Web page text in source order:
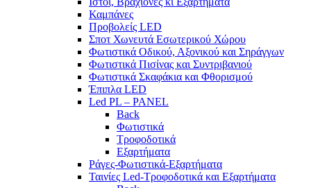
Καμπάνες
Προβολείς LED
Σποτ Χωνευτά Εσωτερικού Χώρου
Φωτιστικά Οδικού, Αξονικού και Σηράγγων
Φωτιστικά Πισίνας και Συντριβανιού
Φωτιστικά Σκαφάκια και Φθορισμού
Έπιπλα LED
Led PL – PANEL
Back
Φωτιστικά
Τροφοδοτικά
Εξαρτήματα
Ράγες-Φωτιστικά-Εξαρτήματα
Ταινίες Led-Τροφοδοτικά και Εξαρτήματα